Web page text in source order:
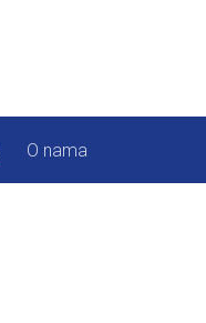
O nama